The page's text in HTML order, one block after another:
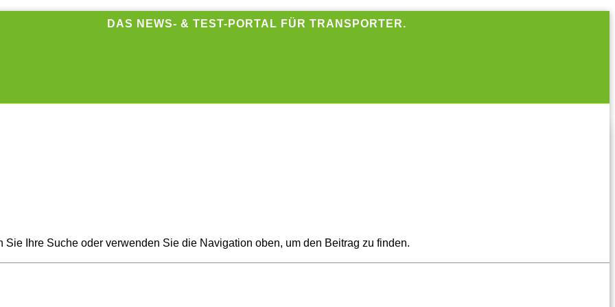
DAS NEWS- & TEST-PORTAL FÜR TRANSPORTER.
Ihre Suche oder verwenden Sie die Navigation oben, um den Beitrag zu finden.